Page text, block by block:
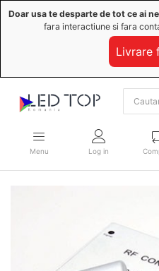
Doar usa te desparte de tot ce ai
fara interactiune si fara
Livrare
Menu Log in